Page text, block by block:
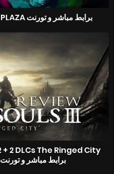
تحميل لعبة Rain World بكراك PLAZA برابط مباشر و تورنت
مضغوطة من FitGirl Repack برابط مباشر و تورنت